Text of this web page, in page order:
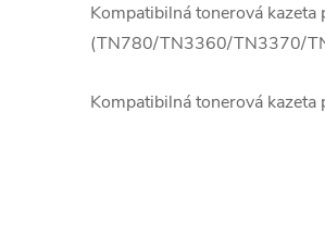
Kompatibilná tonerová kazeta
(TN780/TN3360/TN3370/
Kompatibilná tonerová